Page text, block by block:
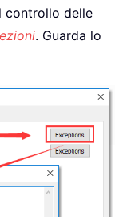
controllo delle
. Guarda lo